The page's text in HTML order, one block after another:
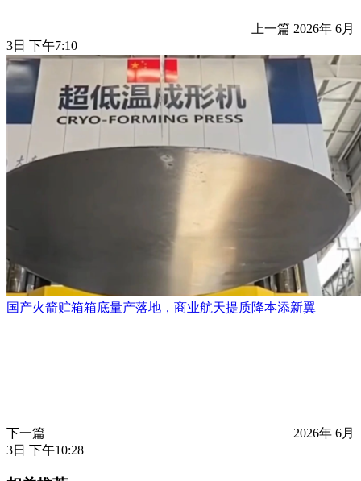
上一篇 2026年 6月
3日 下午7:10
国产火箭贮箱箱底量产落地，商业航天提质降本添新翼
下一篇
2026年 6月
3日 下午10:28